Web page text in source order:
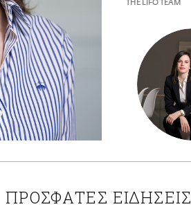
THE LIFO TEAM
ΠΡΟΣΦΑΤΕΣ ΕΙΔΗΣΕΙΣ